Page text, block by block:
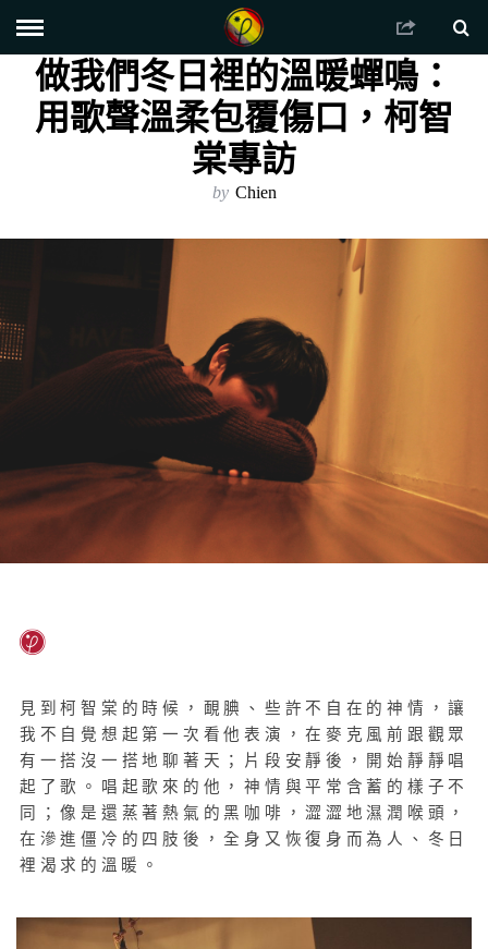
做我們冬日裡的溫暖蟬鳴：
用歌聲溫柔包覆傷口，柯智
棠專訪
by Chien
見到柯智棠的時候，靦腆、些許不自在的神情，讓
我不自覺想起第一次看他表演，在麥克風前跟觀眾
有一搭沒一搭地聊著天；片段安靜後，開始靜靜唱
起了歌。唱起歌來的他，神情與平常含蓄的樣子不
同；像是還蒸著熱氣的黑咖啡，澀澀地濕潤喉頭，
在滲進僵冷的四肢後，全身又恢復身而為人、冬日
裡渴求的溫暖。